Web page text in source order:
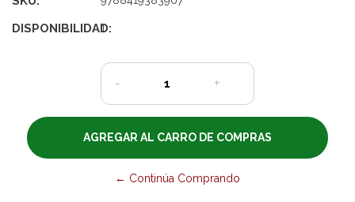
DISPONIBILIDAD:
1
- +
← Continúa Comprando